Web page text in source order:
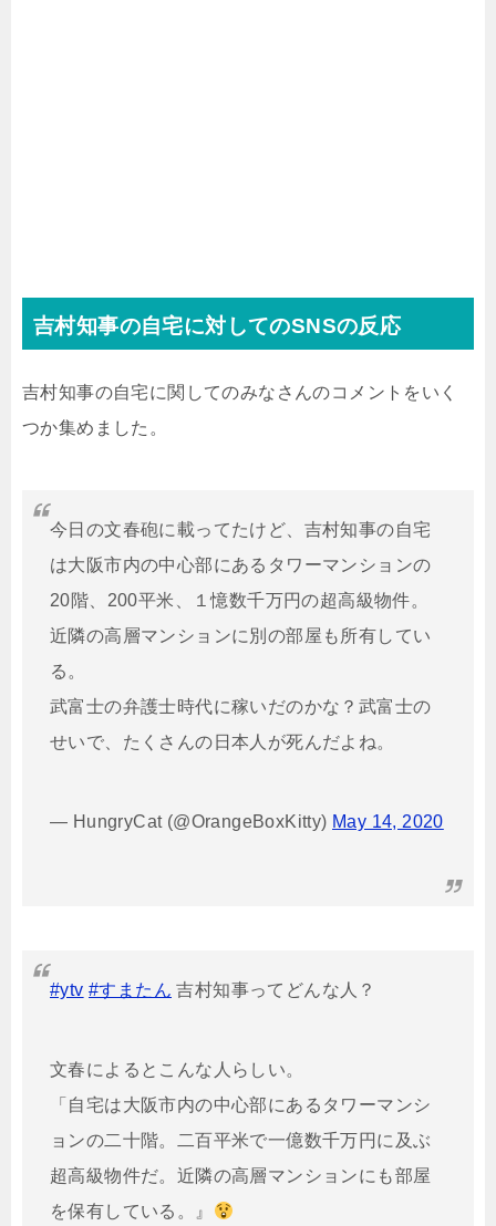
吉村知事の自宅に対してのSNSの反応
吉村知事の自宅に関してのみなさんのコメントをいく
つか集めました。
今日の文春砲に載ってたけど、吉村知事の自宅
は大阪市内の中心部にあるタワーマンションの
20階、200平米、１憶数千万円の超高級物件。
近隣の高層マンションに別の部屋も所有してい
る。
武富士の弁護士時代に稼いだのかな？武富士の
せいで、たくさんの日本人が死んだよね。
— HungryCat (@OrangeBoxKitty) May 14, 2020
#ytv #すまたん 吉村知事ってどんな人？
文春によるとこんな人らしい。
「自宅は大阪市内の中心部にあるタワーマンシ
ョンの二十階。二百平米で一億数千万円に及ぶ
超高級物件だ。近隣の高層マンションにも部屋
を保有している。』